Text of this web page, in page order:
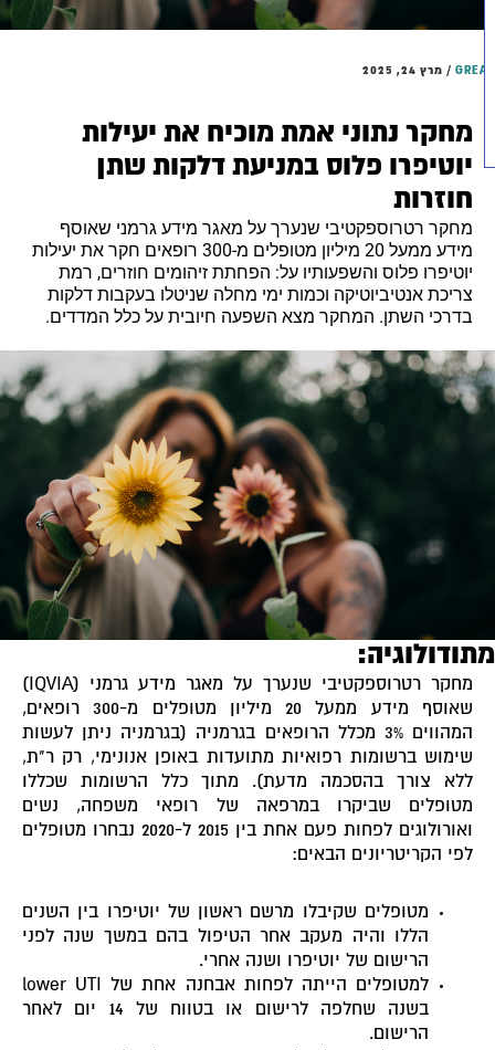
/ מרץ 24, 2025
מחקר נתוני אמת מוכיח את יעילות
יוטיפרו פלוס במניעת דלקות שתן
חוזרות
מחקר רטרוספקטיבי שנערך על מאגר מידע גרמני שאוסף
מידע ממעל 20 מיליון מטופלים מ-300 רופאים חקר את יעילות
יוטיפרו פלוס והשפעותיו על: הפחתת זיהומים חוזרים, רמת
צריכת אנטיביוטיקה וכמות ימי מחלה שניטלו בעקבות דלקות
בדרכי השתן. המחקר מצא השפעה חיובית על כלל המדדים.
מחקר רטרוספקטיבי שנערך על מאגר מידע גרמני (IQVIA)
שאוסף מידע ממעל 20 מיליון מטופלים מ-300 רופאים,
המהווים 3% מכלל הרופאים בגרמניה (בגרמניה ניתן לעשות
שימוש ברשומות רפואיות מתועדות באופן אנונימי, רק ר"ת,
ללא צורך בהסכמה מדעת).
מתוך כלל הרשומות שכללו
מטופלים שביקרו במרפאה של רופאי משפחה, נשים
ואורולוגים לפחות פעם אחת בין 2015 ל-2020 נבחרו מטופלים
לפי הקריטריונים הבאים:
מטופלים שקיבלו מרשם ראשון של יוטיפרו בין השנים
הללו והיה מעקב אחר הטיפול בהם במשך שנה לפני
הרישום של יוטיפרו ושנה אחרי.
למטופלים הייתה לפחות אבחנה אחת של lower UTI
בשנה שחלפה לרישום או בטווח של 14 יום לאחר
הרישום.